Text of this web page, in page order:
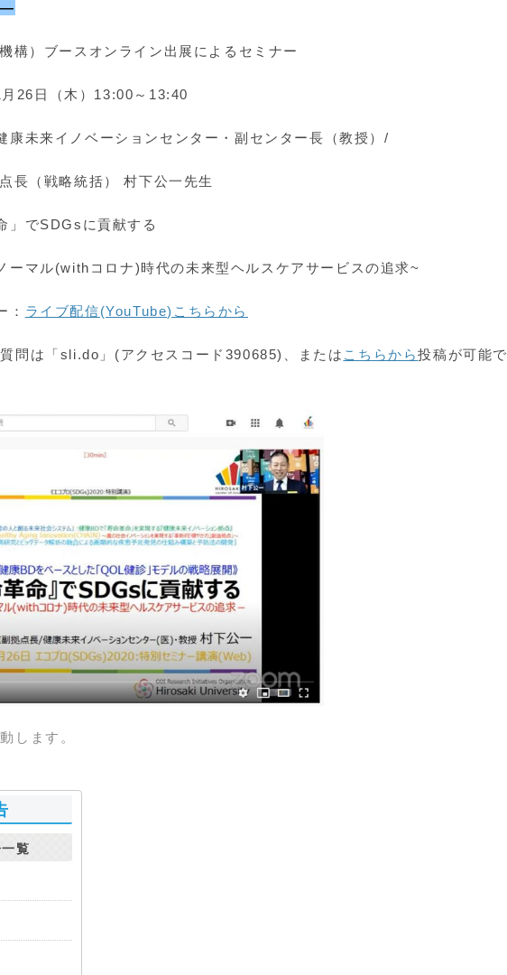
―
構）ブースオンライン出展によるセミナー
26日（木）13:00～13:40
未来イノベーションセンター・副センター長（教授）/
略統括） 村下公一先生
でSDGsに貢献する
コロナ)時代の未来型ヘルスケアサービスの追求~
： ライブ配信(YouTube)こちらから
問は「sli.do」(アクセスコード390685)、または こちらから投稿が可能で
します。
覧